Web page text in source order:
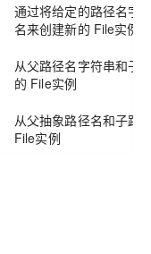
通过将给定的路径名字
名来创建新的 File实例
从父路径名字符串和子
的 File实例
从父抽象路径名和子路
File实例